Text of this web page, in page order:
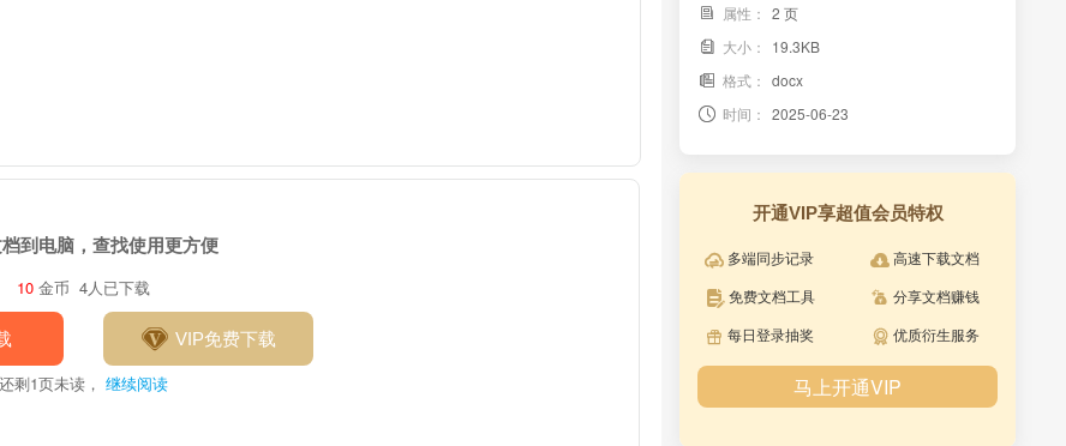
到电脑，查找使用更方便
10 金币 4人已下载
VIP免费下载
还剩1页未读， 继续阅读
属性： 2 页
大小：
19.3KB
格式： docx
时间： 2025-06-23
开通VIP享超值会员特权
多端同步记录
高速下载文档
免费文档工具
分享文档赚钱
每日登录抽奖
优质衍生服务
马上开通VIP